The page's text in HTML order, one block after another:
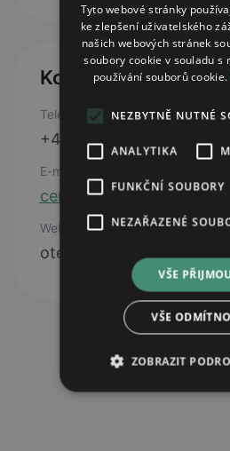
Kontakty
Telefon
+420 326 326 144
E-mail
centralka@atlas.cz
Web
otevřít web
Tyto webové stránky
ke zlepšení uživatelského
našich webových stránek
soubory cookie v souladu s
používání souborů cookie.
NEZBYTNĚ NUTNÉ
ANALYTIKA
FUNKČNÍ SOUBORY
NEZAŘAZENÉ
VŠE
VŠE
ZOBRAZIT